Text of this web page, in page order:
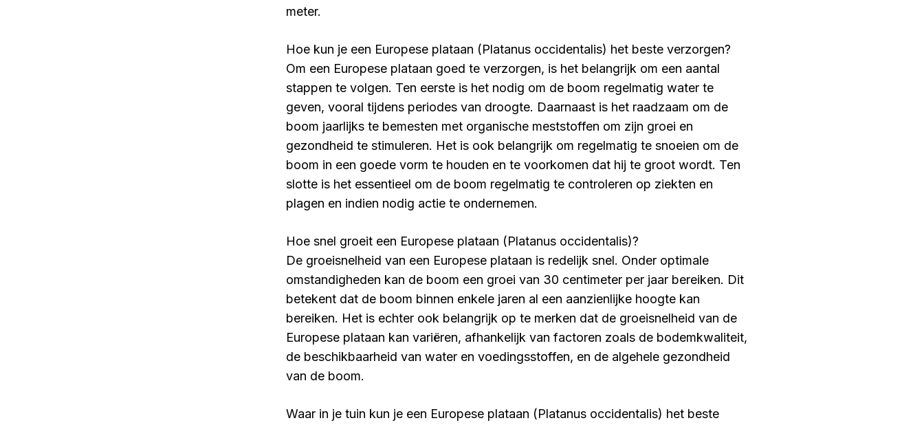
meter.
Hoe kun je een Europese plataan (Platanus occidentalis) het beste verzorgen?
Om een Europese plataan goed te verzorgen, is het belangrijk om een aantal
stappen te volgen. Ten eerste is het nodig om de boom regelmatig water te
geven, vooral tijdens periodes van droogte. Daarnaast is het raadzaam om de
boom jaarlijks te bemesten met organische meststoffen om zijn groei en
gezondheid te stimuleren. Het is ook belangrijk om regelmatig te snoeien om de
boom in een goede vorm te houden en te voorkomen dat hij te groot wordt. Ten
slotte is het essentieel om de boom regelmatig te controleren op ziekten en
plagen en indien nodig actie te ondernemen.
Hoe snel groeit een Europese plataan (Platanus occidentalis)?
De groeisnelheid van een Europese plataan is redelijk snel. Onder optimale
omstandigheden kan de boom een groei van 30 centimeter per jaar bereiken. Dit
betekent dat de boom binnen enkele jaren al een aanzienlijke hoogte kan
bereiken. Het is echter ook belangrijk op te merken dat de groeisnelheid van de
Europese plataan kan variëren, afhankelijk van factoren zoals de bodemkwaliteit,
de beschikbaarheid van water en voedingsstoffen, en de algehele gezondheid
van de boom.
Waar in je tuin kun je een Europese plataan (Platanus occidentalis) het beste